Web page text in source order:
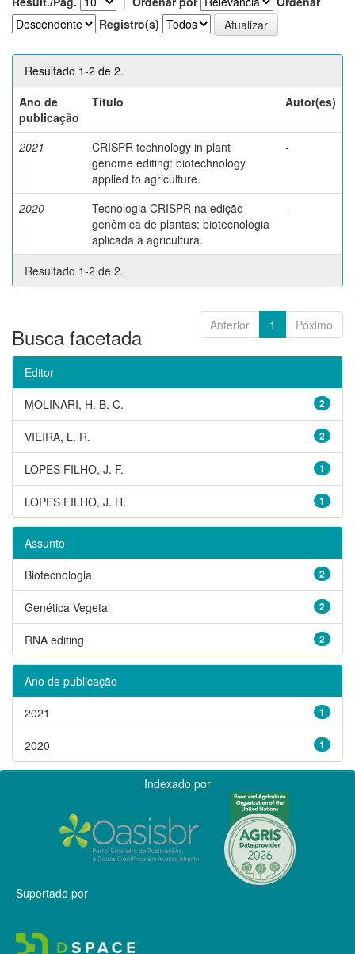
Registro(s)
Resultado 1-2 de 2.
Ano de
publicação
Título Autor(es)
2021
CRISPR technology in plant
genome editing: biotechnology
applied to agriculture.
-
2020
Tecnologia CRISPR na edição
genômica de plantas: biotecnologia
aplicada à agricultura.
-
Resultado 1-2 de 2.
Anterior 1 Póximo
Busca facetada
Editor
2
MOLINARI, H. B. C.
2
VIEIRA, L. R.
1
LOPES FILHO, J. F.
1
LOPES FILHO, J. H.
Assunto
2
Biotecnologia
2
Genética Vegetal
2
RNA editing
Ano de publicação
1
2021
1
2020
Indexado por
Suportado por